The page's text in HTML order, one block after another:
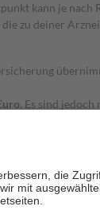
kann je nach
zu deiner
Es sind jedoch
Zuzahlungen an